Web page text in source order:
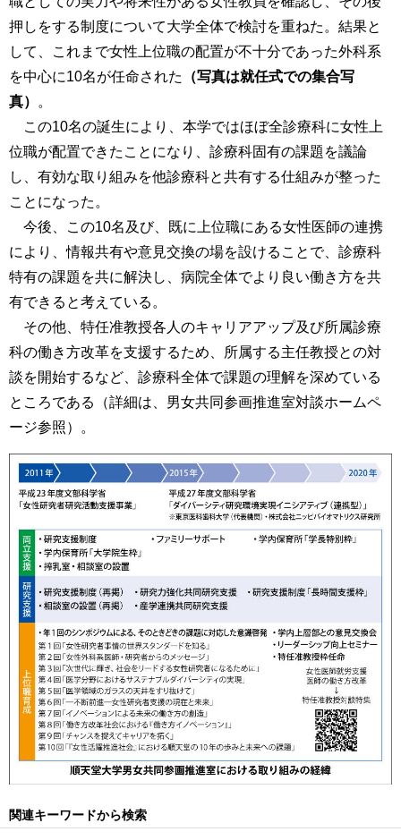
押しをする制度について大学全体で検討を重ねた。結果と
して、これまで女性上位職の配置が不十分であった外科系
を中心に10名が任命された
（写真は就任式での集合写
真） 。
この10名の誕生により、本学ではほぼ全診療科に女性上
位職が配置できたことになり、診療科固有の課題を議論
し、有効な取り組みを他診療科と共有する仕組みが整った
ことになった。
今後、この10名及び、既に上位職にある女性医師の連携
により、情報共有や意見交換の場を設けることで、診療科
特有の課題を共に解決し、病院全体でより良い働き方を共
有できると考えている。
その他、特任准教授各人のキャリアアップ及び所属診療
科の働き方改革を支援するため、所属する主任教授との対
談を開始するなど、診療科全体で課題の理解を深めている
ところである（詳細は、男女共同参画推進室対談ホームペ
ージ参照）。
関連キーワードから検索